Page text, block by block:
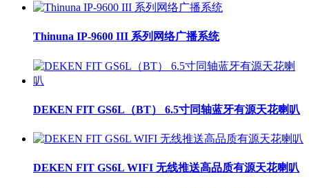
Thinuna IP-9600 III 系列网络广播系统
DEKEN FIT GS6L（BT） 6.5寸同轴蓝牙有源天花喇叭
DEKEN FIT GS6L WIFI 无线推送高品质有源天花喇叭